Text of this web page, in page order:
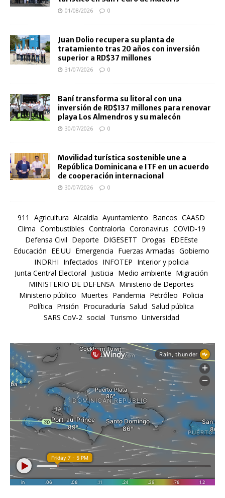
01/08/2026 0
Juan Dolio recupera su planta de
tratamiento tras 20 años con inversión
superior a RD$37 millones
31/07/2026 0
Baní transforma su litoral con una
inversión de RD$137 millones para renovar
playa Los Almendros y su malecón
30/07/2026 0
Movilidad turística sostenible une a
República Dominicana e ITF en un acuerdo
de cooperación internacional
30/07/2026 0
911 Agricultura Alcaldía Ayuntamiento Bancos CAASD
Clima Combustibles Contraloría Coronavirus COVID-19
Defensa Civil Deporte DIGESETT Drogas EDEEste
Educación EE.UU Emergencia Fuerzas Armadas Gobierno
INDRHI Infectados INFOTEP Interior y policia
Junta Central Electoral Justicia Medio ambiente Migración
MINISTERIO DE DEFENSA Ministerio de Deportes
Ministerio público Muertes Pandemia Petróleo Policia
Política Prisión Procuraduría Salud Salud pública
SARS CoV-2 social Turismo Universidad